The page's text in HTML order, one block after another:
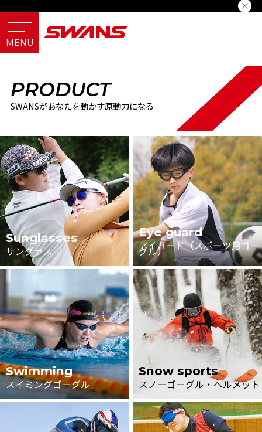
PRODUCT
SWANSがあなたを動かす原動力になる
Sunglasses
サングラス
Eye guard
アイガード（スポーツ用ゴー
グル）
Swimming
スイミングゴーグル
Snow sports
スノーゴーグル・ヘルメット